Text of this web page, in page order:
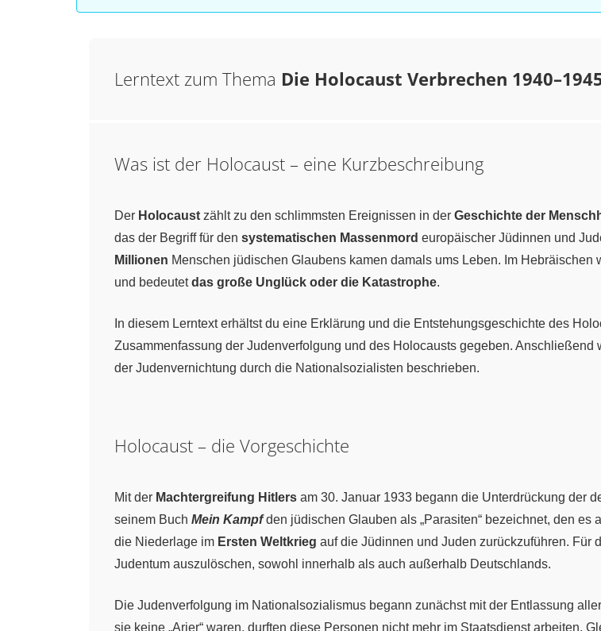
Lerntext zum Thema Die Holocaust Verbrechen
Was ist der Holocaust – eine Kurzbeschreibung
Der Holocaust zählt zu den schlimmsten Ereignissen in der Geschichte der
das der Begriff für den systematischen Massenmord europäischer Jüdinnen und
Millionen Menschen jüdischen Glaubens kamen damals ums Leben. Im Hebräischen
und bedeutetdas große Unglück oder die Katastrophe.
In diesem Lerntext erhältst du eine Erklärung und die Entstehungsgeschichte des
Zusammenfassung der Judenverfolgung und des Holocausts gegeben.
der Judenvernichtung durch die Nationalsozialisten beschrieben.
Holocaust – die Vorgeschichte
Mit der Machtergreifung Hitlers am 30. Januar 1933 begann die Unterdrückung der
seinem Buch Mein Kampfden jüdischen Glauben als „Parasiten“ bezeichnet, den
die Niederlage im Ersten Weltkrieg auf die Jüdinnen und Juden zurückzuführen.
Judentum auszulöschen, sowohl innerhalb als auch außerhalb Deutschlands.
Die Judenverfolgung im Nationalsozialismus begann zunächst mit der Entlassung
sie keine „Arier“ waren, durften diese Personen nicht mehr im Staatsdienst arbeiten.